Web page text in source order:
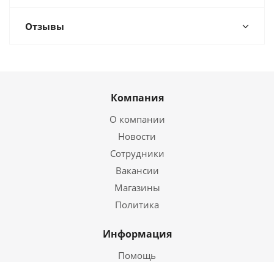
Отзывы
Компания
О компании
Новости
Сотрудники
Вакансии
Магазины
Политика
Информация
Помощь